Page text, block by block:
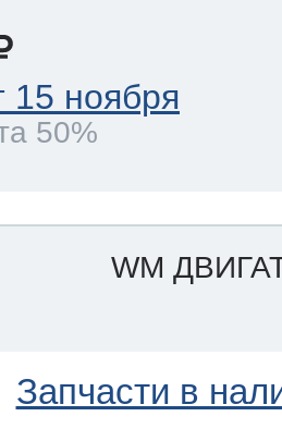
15 ноября
50%
WM
Запчасти в